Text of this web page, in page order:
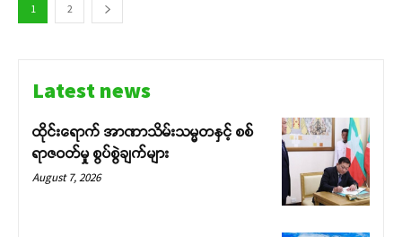
1 2
Latest news
ထိုင်းရောက် အာဏာသိမ်းသမ္မတနှင့် စစ်
ရာဇဝတ်မှု စွပ်စွဲချက်များ
August 7, 2026